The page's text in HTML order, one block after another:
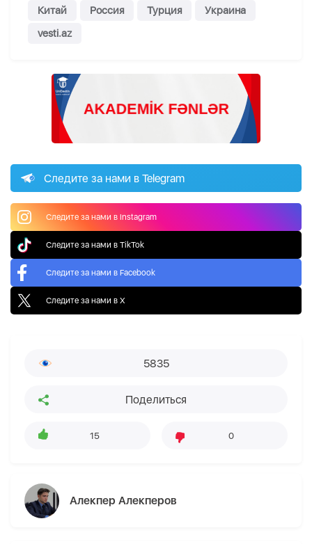
Китай
Россия Турция
Украина
vesti.az
Следите за нами в Telegram
Следите за нами в Instagram
Следите за нами в TikTok
Следите за нами в Facebook
Следите за нами в X
5835
Поделиться
15 0
Алекпер Алекперов